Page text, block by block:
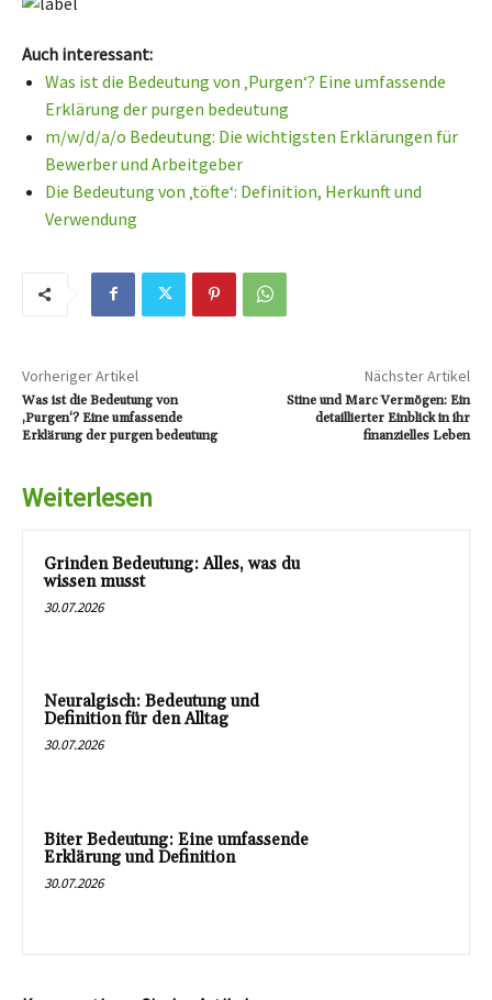
Auch interessant:
Was ist die Bedeutung von ‚Purgen‘? Eine umfassende
Erklärung der purgen bedeutung
m/w/d/a/o Bedeutung: Die wichtigsten Erklärungen für
Bewerber und Arbeitgeber
Die Bedeutung von ‚töfte‘: Definition, Herkunft und
Verwendung
Vorheriger Artikel
Was ist die Bedeutung von
‚Purgen‘? Eine umfassende
Erklärung der purgen bedeutung
Nächster Artikel
Stine und Marc Vermögen: Ein
detaillierter Einblick in ihr
finanzielles Leben
Weiterlesen
Grinden Bedeutung: Alles, was du
wissen musst
30.07.2026
Neuralgisch: Bedeutung und
Definition für den Alltag
30.07.2026
Biter Bedeutung: Eine umfassende
Erklärung und Definition
30.07.2026